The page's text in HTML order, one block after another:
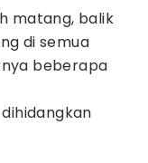
matang, balik
di semua
beberapa